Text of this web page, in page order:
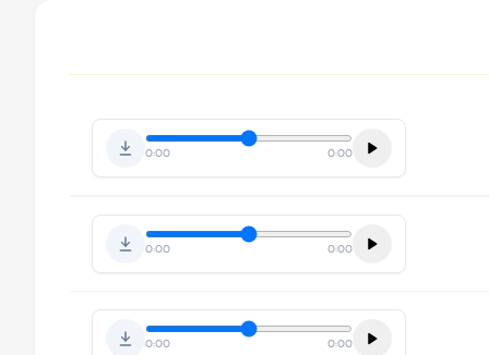
0:00 0:00
0:00 0:00
0:00 0:00